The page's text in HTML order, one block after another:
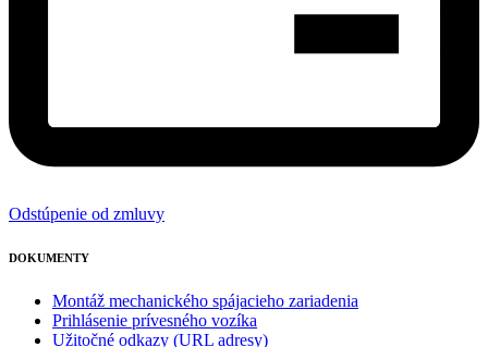
Odstúpenie od zmluvy
DOKUMENTY
Montáž mechanického spájacieho zariadenia
Prihlásenie prívesného vozíka
Užitočné odkazy (URL adresy)